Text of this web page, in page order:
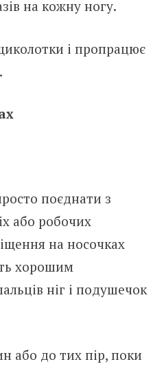
на кожну ногу.
і пропрацює
поєднати з
або робочих
на носочках
хорошим
ніг і подушечок
або до тих пір, поки